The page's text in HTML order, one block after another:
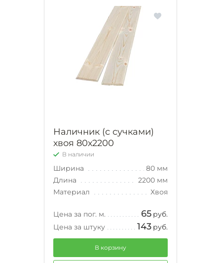
Наличник (с сучками)
хвоя 80х2200
В наличии
Ширина
80 мм
Длина
2200 мм
Материал
Хвоя
Цена за пог. м. 65 руб.
Цена за штуку
143 руб.
В корзину